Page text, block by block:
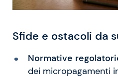
Sfide e ostacoli da
Normative
dei micropagamenti